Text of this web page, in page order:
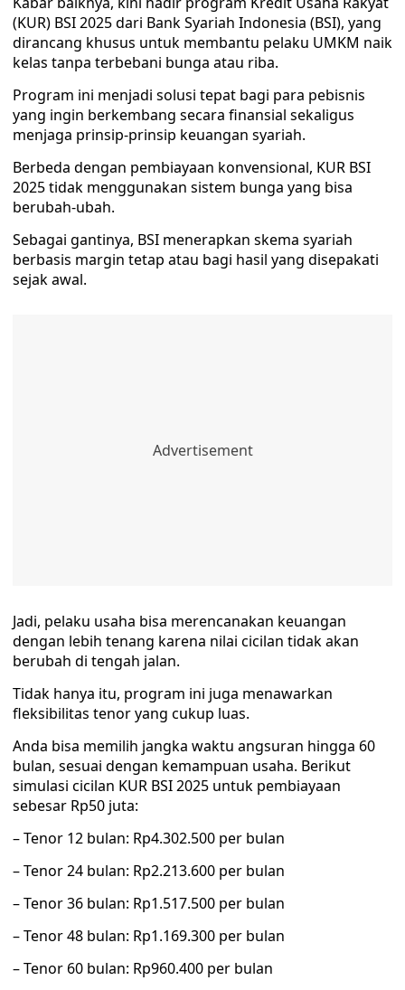
(KUR) BSI 2025 dari Bank Syariah Indonesia (BSI), yang
dirancang khusus untuk membantu pelaku UMKM naik
kelas tanpa terbebani bunga atau riba.
Program ini menjadi solusi tepat bagi para pebisnis
yang ingin berkembang secara finansial sekaligus
menjaga prinsip-prinsip keuangan syariah.
Berbeda dengan pembiayaan konvensional, KUR BSI
2025 tidak menggunakan sistem bunga yang bisa
berubah-ubah.
Sebagai gantinya, BSI menerapkan skema syariah
berbasis margin tetap atau bagi hasil yang disepakati
sejak awal.
Jadi, pelaku usaha bisa merencanakan keuangan
dengan lebih tenang karena nilai cicilan tidak akan
berubah di tengah jalan.
Tidak hanya itu, program ini juga menawarkan
fleksibilitas tenor yang cukup luas.
Anda bisa memilih jangka waktu angsuran hingga 60
bulan, sesuai dengan kemampuan usaha. Berikut
simulasi cicilan KUR BSI 2025 untuk pembiayaan
sebesar Rp50 juta:
– Tenor 12 bulan: Rp4.302.500 per bulan
– Tenor 24 bulan: Rp2.213.600 per bulan
– Tenor 36 bulan: Rp1.517.500 per bulan
– Tenor 48 bulan: Rp1.169.300 per bulan
– Tenor 60 bulan: Rp960.400 per bulan